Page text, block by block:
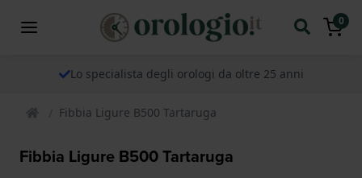
0
Lo specialista degli orologi da oltre 25 anni
Fibbia Ligure B500 Tartaruga
Fibbia Ligure B500 Tartaruga